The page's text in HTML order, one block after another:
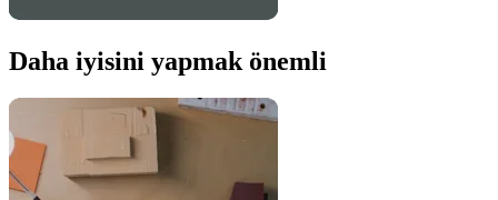
Daha iyisini yapmak önemli